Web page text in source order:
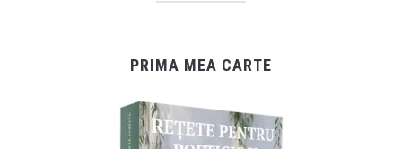
PRIMA MEA CARTE